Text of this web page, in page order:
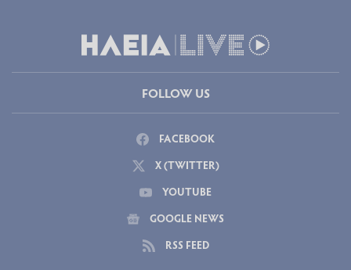
FOLLOW US
FACEBOOK
X (TWITTER)
YOUTUBE
GOOGLE NEWS
RSS FEED